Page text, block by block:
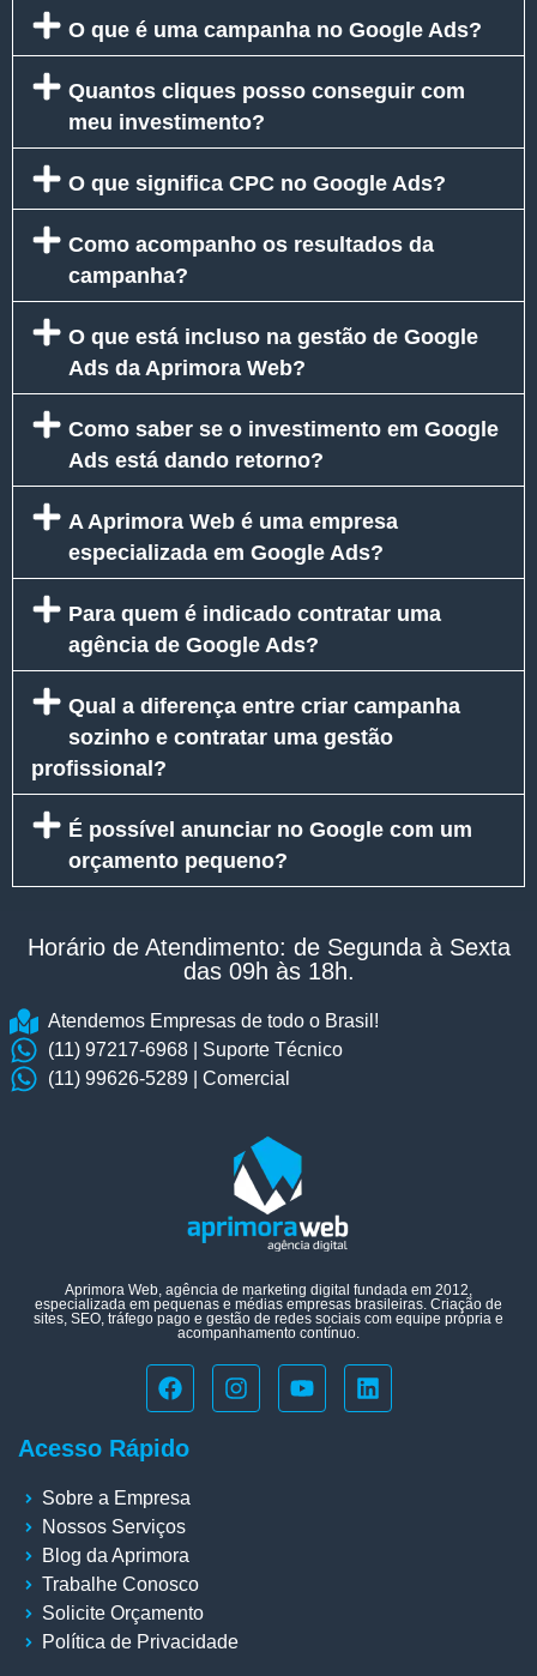
O que é uma campanha no Google Ads?
Quantos cliques posso conseguir com
meu investimento?
O que significa CPC no Google Ads?
Como acompanho os resultados da
campanha?
O que está incluso na gestão de Google
Ads da Aprimora Web?
Como saber se o investimento em Google
Ads está dando retorno?
A Aprimora Web é uma empresa
especializada em Google Ads?
Para quem é indicado contratar uma
agência de Google Ads?
Qual a diferença entre criar campanha
sozinho e contratar uma gestão
profissional?
É possível anunciar no Google com um
orçamento pequeno?
Horário de Atendimento: de Segunda à Sexta
das 09h às 18h.​
Atendemos Empresas de todo o Brasil!
(11) 97217-6968 | Suporte Técnico
(11) 99626-5289 | Comercial
Aprimora Web, agência de marketing digital fundada em 2012,
especializada em pequenas e médias empresas brasileiras. Criação de
sites, SEO, tráfego pago e gestão de redes sociais com equipe própria e
acompanhamento contínuo.
Acesso Rápido
Sobre a Empresa
Nossos Serviços
Blog da Aprimora
Trabalhe Conosco
Solicite Orçamento
Política de Privacidade